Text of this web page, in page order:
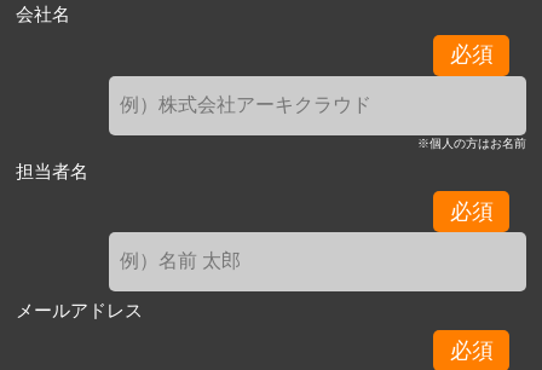
会社名
必須
※個人の方はお名前
担当者名
必須
メールアドレス
必須